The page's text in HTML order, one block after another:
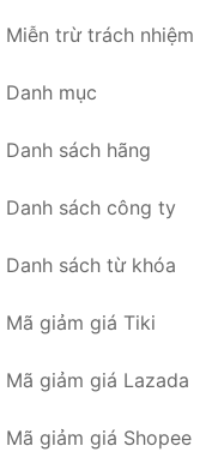
Miễn trừ trách nhiệm
Danh mục
Danh sách hãng
Danh sách công ty
Danh sách từ khóa
Mã giảm giá Tiki
Mã giảm giá Lazada
Mã giảm giá Shopee